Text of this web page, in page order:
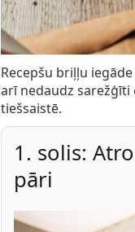
Recepšu briļļu
arī nedaudz sarežģīti
tiešsaistē.
1. solis:
pāri